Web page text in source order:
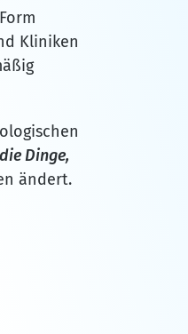
Kliniken
Dinge,
ändert.